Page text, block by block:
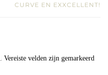
CURVE EN EXXCELLENT!
Vereiste velden zijn gemarkeerd